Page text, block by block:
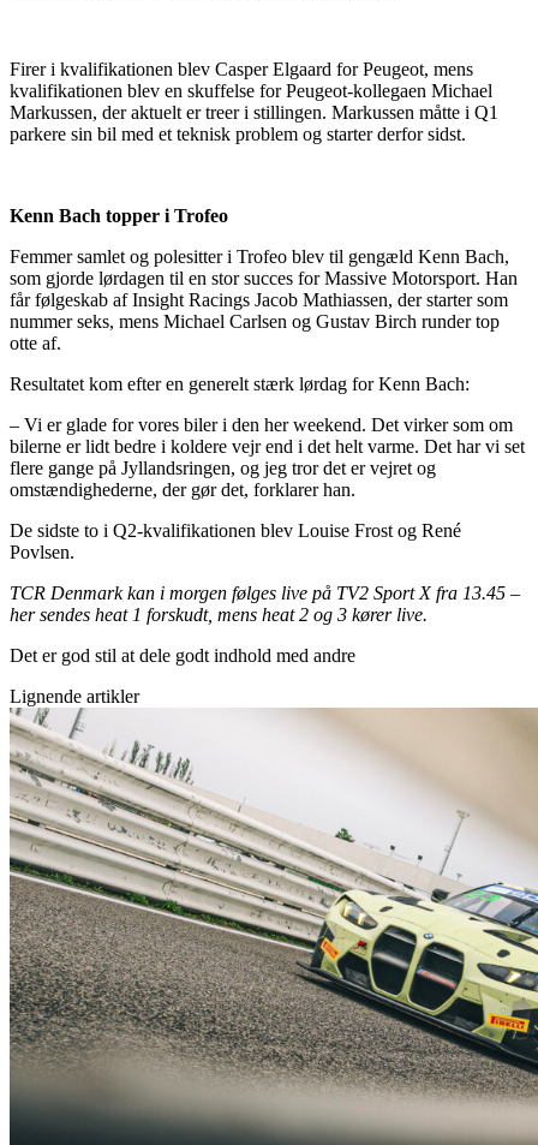
Firer i kvalifikationen blev Casper Elgaard for Peugeot, mens
kvalifikationen blev en skuffelse for Peugeot-kollegaen Michael
Markussen, der aktuelt er treer i stillingen. Markussen måtte i Q1
parkere sin bil med et teknisk problem og starter derfor sidst.
Kenn Bach topper i Trofeo
Femmer samlet og polesitter i Trofeo blev til gengæld Kenn Bach,
som gjorde lørdagen til en stor succes for Massive Motorsport. Han
får følgeskab af Insight Racings Jacob Mathiassen, der starter som
nummer seks, mens Michael Carlsen og Gustav Birch runder top
otte af.
Resultatet kom efter en generelt stærk lørdag for Kenn Bach:
– Vi er glade for vores biler i den her weekend. Det virker som om
bilerne er lidt bedre i koldere vejr end i det helt varme. Det har vi set
flere gange på Jyllandsringen, og jeg tror det er vejret og
omstændighederne, der gør det, forklarer han.
De sidste to i Q2-kvalifikationen blev Louise Frost og René
Povlsen.
TCR Denmark kan i morgen følges live på TV2 Sport X fra 13.45 –
her sendes heat 1 forskudt, mens heat 2 og 3 kører live.
Det er god stil at dele godt indhold med andre
Lignende artikler